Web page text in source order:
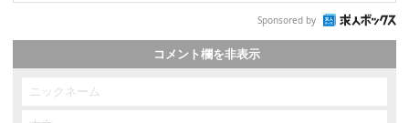
Sponsored by
コメント欄を非表示